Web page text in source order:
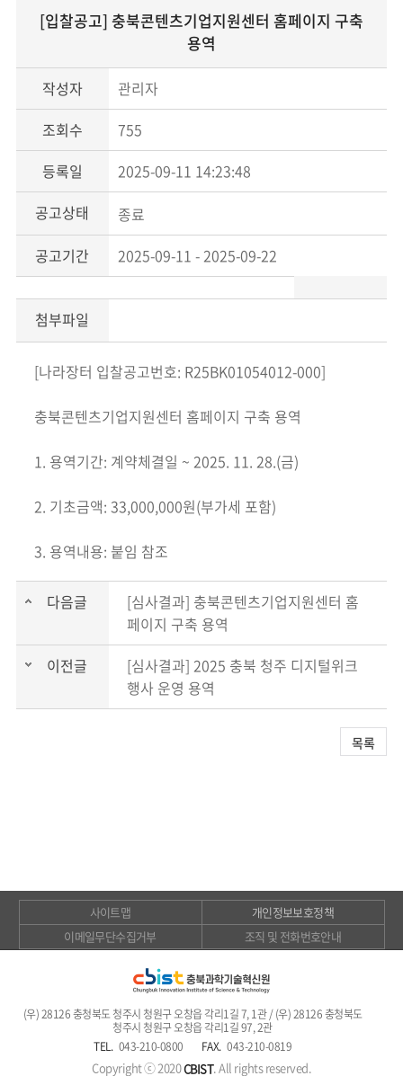
[입찰공고] 충북콘텐츠기업지원센터 홈페이지 구축
용역
작성자
관리자
조회수
755
등록일
2025-09-11 14:23:48
공고상태
종료
공고기간
2025-09-11 - 2025-09-22
첨부파일
[나라장터 입찰공고번호: R25BK01054012-000]
충북콘텐츠기업지원센터 홈페이지 구축 용역
1. 용역기간: 계약체결일 ~ 2025. 11. 28.(금)
2. 기초금액: 33,000,000원(부가세 포함)
3. 용역내용: 붙임 참조
다음글
[심사결과] 충북콘텐츠기업지원센터 홈
페이지 구축 용역
이전글
[심사결과] 2025 충북 청주 디지털위크
행사 운영 용역
목록
사이트맵
개인정보보호정책
이메일무단수집거부
조직 및 전화번호안내
(우) 28126 충청북도 청주시 청원구 오창읍 각리1길 7, 1관 / (우) 28126 충청북도
청주시 청원구 오창읍 각리1길 97, 2관
TEL. 043-210-0800 FAX. 043-210-0819
Copyright ⓒ 2020CBIST. All rights reserved.